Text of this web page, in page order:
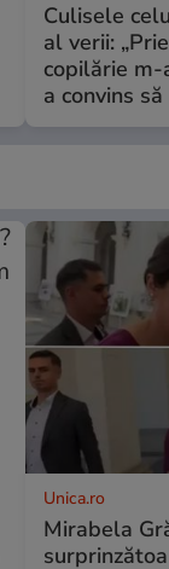
Culisele
al verii:
copilărie
a convins să
Unica.ro
Mirabela